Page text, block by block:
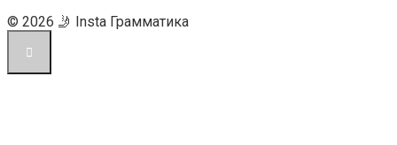
© 2026 🤳 Insta Грамматика